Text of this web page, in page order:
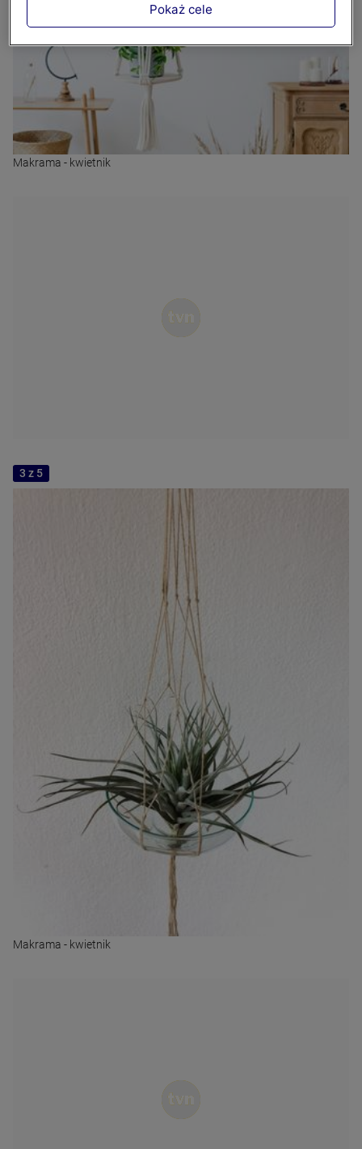
Makrama - kwietnik
3 z 5
Makrama - kwietnik
Pokaż cele